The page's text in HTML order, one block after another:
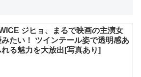
ジヒョ、まるで映画の主演女
みたい！ ツインテール姿で透明感あ
れる魅力を大放出[写真あり]